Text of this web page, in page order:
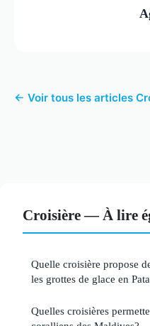
← Voir tous les articles
Croisière — À lire
Quelle croisière propose
les grottes de glace en
Quelles croisières